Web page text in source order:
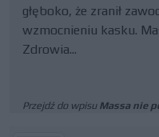
głęboko, że zranił
wzmocnieniu kasku.
Zdrowia...
Przejdź do wpisu Massa nie